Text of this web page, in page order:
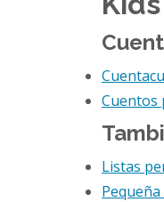
Cuentos
Listas